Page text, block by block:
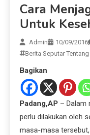
Cara
Untuk
Admin 10/09/2016
Berita Seputar
Bagikan
Padang,AP – Dalam
perlu dilakukan oleh
masa-masa